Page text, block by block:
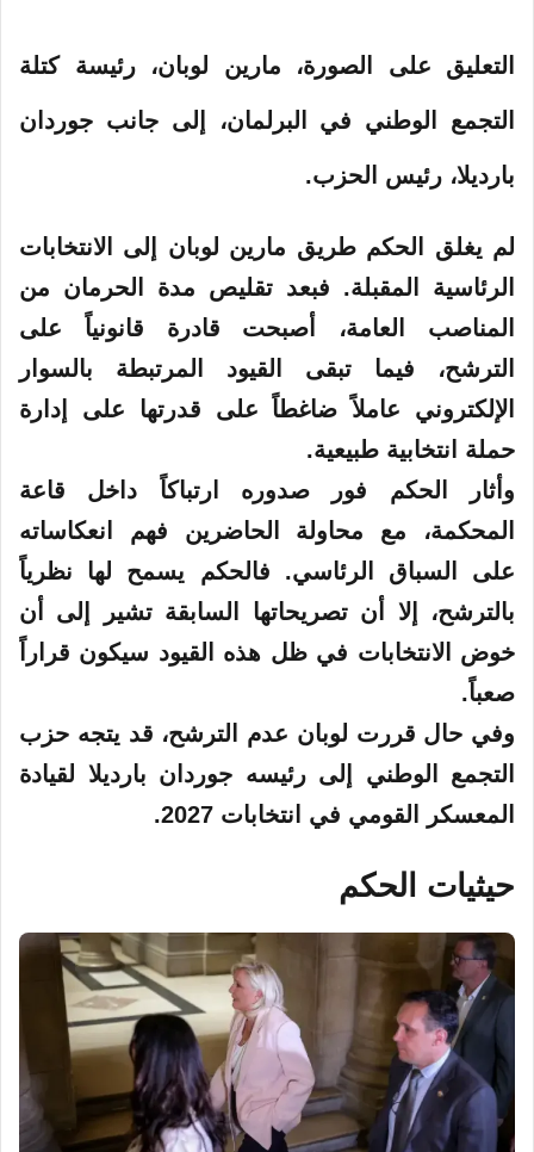
التعليق على الصورة، مارين لوبان، رئيسة كتلة
التجمع الوطني في البرلمان، إلى جانب جوردان
بارديلا، رئيس الحزب.
لم يغلق الحكم طريق مارين لوبان إلى الانتخابات
الرئاسية المقبلة. فبعد تقليص مدة الحرمان من
المناصب العامة، أصبحت قادرة قانونياً على
الترشح، فيما تبقى القيود المرتبطة بالسوار
الإلكتروني عاملاً ضاغطاً على قدرتها على إدارة
حملة انتخابية طبيعية.
وأثار الحكم فور صدوره ارتباكاً داخل قاعة
المحكمة، مع محاولة الحاضرين فهم انعكاساته
على السباق الرئاسي. فالحكم يسمح لها نظرياً
بالترشح، إلا أن تصريحاتها السابقة تشير إلى أن
خوض الانتخابات في ظل هذه القيود سيكون قراراً
صعباً.
وفي حال قررت لوبان عدم الترشح، قد يتجه حزب
التجمع الوطني إلى رئيسه جوردان بارديلا لقيادة
المعسكر القومي في انتخابات 2027.
حيثيات الحكم